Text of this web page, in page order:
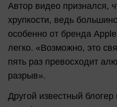
Автор видео признался,
хрупкости, ведь
особенно от бренда
легко. «Возможно, это
пять раз превосходит
разрыв».
Другой известный блогер